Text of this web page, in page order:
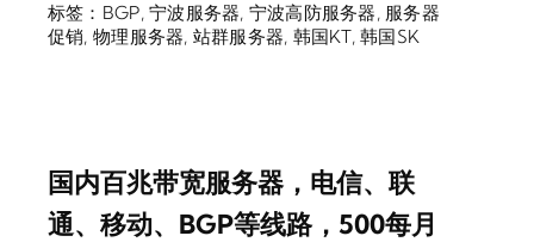
标签： BGP,宁波服务器, 宁波高防服务器, 服务器
促销, 物理服务器, 站群服务器, 韩国KT,韩国SK
国内百兆带宽服务器，电信、联
通、移动、BGP等线路，500每月